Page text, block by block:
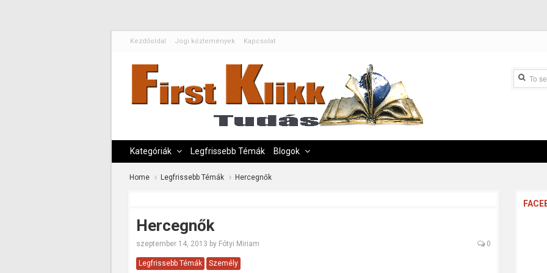
Kezdőoldal Jogi közlemények Kapcsolat
Kategóriák Legfrissebb Témák Blogok
Home Legfrissebb Témák Hercegnők
Hercegnők
szeptember 14, 2013 by Fótyi Miriam 0
Legfrissebb Témák Személy